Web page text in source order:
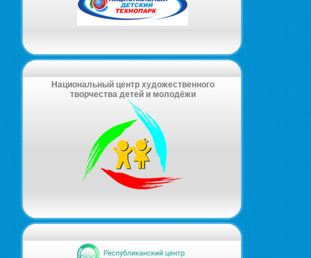
Национальный центр художественного
творчества детей и молодёжи